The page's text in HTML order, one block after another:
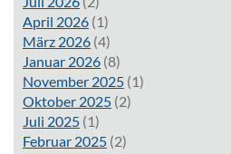
April 2026 (1)
März 2026 (4)
Januar 2026 (8)
November 2025 (1)
Oktober 2025 (2)
Juli 2025 (1)
Februar 2025 (2)